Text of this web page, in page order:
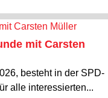
mit Carsten
besteht in der SPD-
alle interessierten...